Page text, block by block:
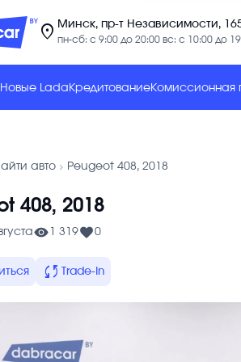
location_on Минск, пр-т Независимости,
пн-сб: с 9:00 до 20:00 вс: с 10:00 до
Новые Lada КредитованиеКомиссионная
авто chevron_forward Peugeot 408, 2018
408, 2018
1 319 0
sync Trade-In